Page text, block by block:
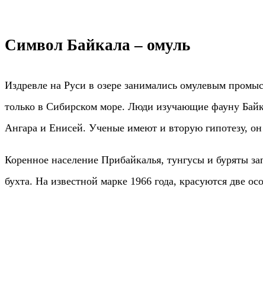
Символ Байкала – омуль
Издревле на Руси в озере занимались омулевым
только в Сибирском море. Люди изучающие фауну
Ангара и Енисей. Ученые имеют и вторую гипотезу,
Коренное население Прибайкалья, тунгусы и буряты
бухта. На известной марке 1966 года, красуются две